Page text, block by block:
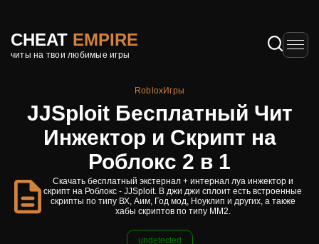
CHEAT EMPIRE
читы на твои любимые игры
RobloxИгры
JJSploit Бесплатный Чит
Инжектор и Скрипт на
Роблокс 2 в 1
Скачать бесплатный экстернал + интернал луа инжектор и
скрипт на Роблокс - JJSploit. В джи джи сплоит есть встроенные
скрипты по типу ВХ, Аим, Год мод, Ноуклип и других, а также
хабы скриптов по типу ММ2.
undetected